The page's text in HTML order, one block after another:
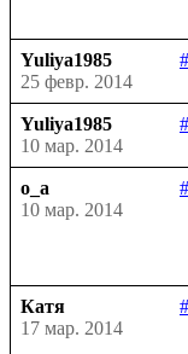
Yuliya1985
#
25 февр. 2014
Yuliya1985
#
10 мар. 2014
o_a
#
10 мар. 2014
Катя
#
17 мар. 2014